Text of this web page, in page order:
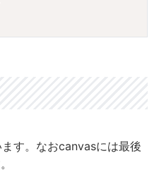
ます。なおcanvasには最後